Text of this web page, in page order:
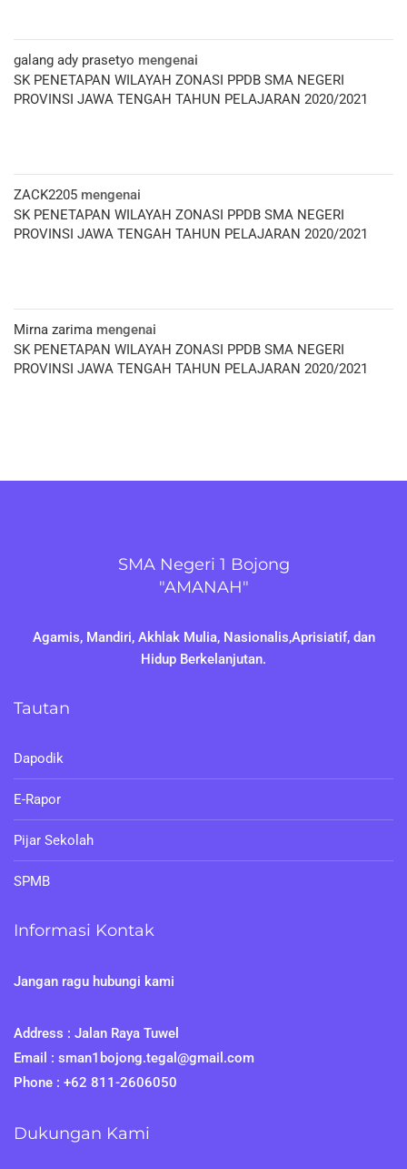
galang ady prasetyo mengenai
SK PENETAPAN WILAYAH ZONASI PPDB SMA NEGERI
PROVINSI JAWA TENGAH TAHUN PELAJARAN 2020/2021
ZACK2205 mengenai
SK PENETAPAN WILAYAH ZONASI PPDB SMA NEGERI
PROVINSI JAWA TENGAH TAHUN PELAJARAN 2020/2021
Mirna zarima mengenai
SK PENETAPAN WILAYAH ZONASI PPDB SMA NEGERI
PROVINSI JAWA TENGAH TAHUN PELAJARAN 2020/2021
SMA Negeri 1 Bojong
"AMANAH"
Agamis, Mandiri, Akhlak Mulia, Nasionalis,Aprisiatif, dan
Hidup Berkelanjutan.
Tautan
Dapodik
E-Rapor
Pijar Sekolah
SPMB
Informasi Kontak
Jangan ragu hubungi kami
Address : Jalan Raya Tuwel
Email : sman1bojong.tegal@gmail.com
Phone : +62 811-2606050
Dukungan Kami